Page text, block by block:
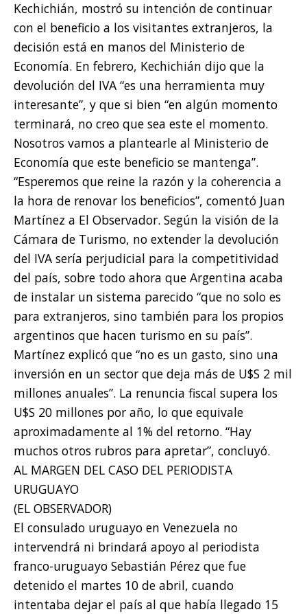
Kechichián, mostró su intención de continuar
con el beneficio a los visitantes extranjeros, la
decisión está en manos del Ministerio de
Economía. En febrero, Kechichián dijo que la
devolución del IVA “es una herramienta muy
interesante”, y que si bien “en algún momento
terminará, no creo que sea este el momento.
Nosotros vamos a plantearle al Ministerio de
Economía que este beneficio se mantenga”.
“Esperemos que reine la razón y la coherencia a
la hora de renovar los beneficios”, comentó Juan
Martínez a El Observador. Según la visión de la
Cámara de Turismo, no extender la devolución
del IVA sería perjudicial para la competitividad
del país, sobre todo ahora que Argentina acaba
de instalar un sistema parecido “que no solo es
para extranjeros, sino también para los propios
argentinos que hacen turismo en su país”.
Martínez explicó que “no es un gasto, sino una
inversión en un sector que deja más de U$S 2 mil
millones anuales”. La renuncia fiscal supera los
U$S 20 millones por año, lo que equivale
aproximadamente al 1% del retorno. “Hay
muchos otros rubros para apretar”, concluyó.
AL MARGEN DEL CASO DEL PERIODISTA
URUGUAYO
(EL OBSERVADOR)
El consulado uruguayo en Venezuela no
intervendrá ni brindará apoyo al periodista
franco-uruguayo Sebastián Pérez que fue
detenido el martes 10 de abril, cuando
intentaba dejar el país al que había llegado 15